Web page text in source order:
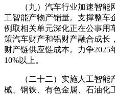
（九）汽车行业加速智能
工智能产物产销量。支撑整车
例取相关单元深化正在公事用
策汽车财产和铝财产融合成长
财产链供应链成本。力争
10%以上。
（二十二）实施人工智能
械、钢铁、有色金属、石油化